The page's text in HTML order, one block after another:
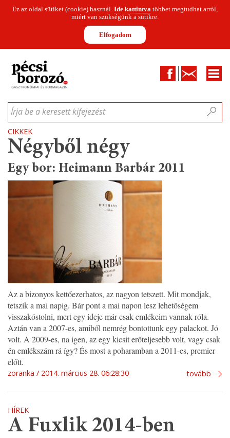
Ez az oldal sütiket (cookie) használ. Ide kattintva többet megtudhat arról,
miért van szükségünk a sütikre.
Elfogadom
FacebookKapcsolat
CIKKEKHÍREKINFOGRAFIKÁKMUNKATÁRSAKWINESOFA
Írja be a keresett kifejezést
CIKKEK
Négyből négy
Egy bor: Heimann Barbár 2011
Az a bizonyos kettőezerhatos, az nagyon tetszett. Mit mondjak,
tetszik a mai napig. Bár pont a mai napon lesz lehetőségem
visszakóstolni, mert egy ideje már csak emlékeim vannak róla.
Aztán van a 2007-es, amiből nemrég bontottunk egy palackot. Jó
volt. A 2009-es, na igen, az egy kicsit erőteljesebb volt, vagy csak
én emlékszám rá így? És most a poharamban a 2011-es, premier
előtt.
zoranka 2014. március 28. 06:28:30 tovább
HÍREK
A Fuxlik 2014-ben